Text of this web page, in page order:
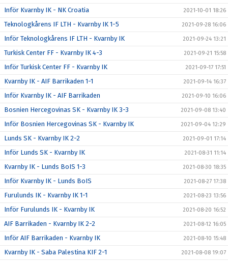
Inför Kvarnby IK - NK Croatia 2021-10-01 18:26
Teknologkårens IF LTH - Kvarnby IK 1-5 2021-09-28 16:06
Inför Teknologkårens IF LTH - Kvarnby IK 2021-09-24 13:21
Turkisk Center FF - Kvarnby IK 4-3 2021-09-21 15:58
Inför Turkisk Center FF - Kvarnby IK 2021-09-17 17:51
Kvarnby IK - AIF Barrikaden 1-1 2021-09-14 16:37
Inför Kvarnby IK - AIF Barrikaden 2021-09-10 16:06
Bosnien Hercegovinas SK - Kvarnby IK 3-3 2021-09-08 13:40
Inför Bosnien Hercegovinas SK - Kvarnby IK 2021-09-04 12:29
Lunds SK - Kvarnby IK 2-2 2021-09-01 17:14
Inför Lunds SK - Kvarnby IK 2021-08-31 11:14
Kvarnby IK - Lunds BoIS 1-3 2021-08-30 18:35
Inför Kvarnby IK - Lunds BoIS 2021-08-27 17:38
Furulunds IK - Kvarnby IK 1-1 2021-08-23 13:56
Inför Furulunds IK - Kvarnby IK 2021-08-20 16:52
AIF Barrikaden - Kvarnby IK 2-2 2021-08-12 16:05
Inför AIF Barrikaden - Kvarnby IK 2021-08-10 15:48
Kvarnby IK - Saba Palestina KIF 2-1 2021-08-08 19:07